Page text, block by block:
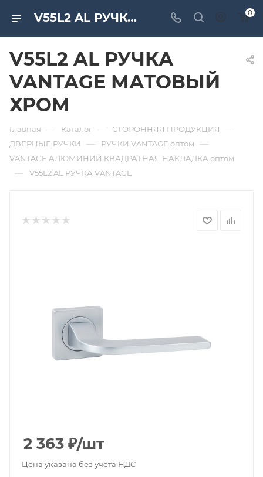
V55L2 AL РУЧКА VANTAGE МАТОВЫЙ ХРОМ. Дверная и мебельная фурнитура САМИР-КИЛИТ | Оптовые поставки 0
V55L2 AL РУЧКА
VANTAGE МАТОВЫЙ
ХРОМ
Главная — Каталог — СТОРОННЯЯ ПРОДУКЦИЯ —
ДВЕРНЫЕ РУЧКИ — РУЧКИ VANTAGE оптом —
VANTAGE АЛЮМИНИЙ КВАДРАТНАЯ НАКЛАДКА оптом
— V55L2 AL РУЧКА VANTAGE
2 363 ₽/шт
Цена указана без учета НДС